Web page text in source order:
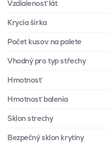
Vzdialenosť lát
Krycia šírka
Počet kusov na palete
Vhodný pro typ střechy
Hmotnosť
Hmotnosť balenia
Sklon strechy
Bezpečný sklon krytiny